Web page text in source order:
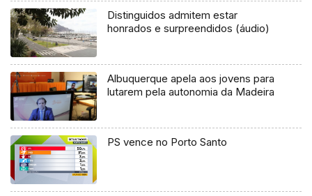
Distinguidos admitem estar
honrados e surpreendidos (áudio)
Albuquerque apela aos jovens para
lutarem pela autonomia da Madeira
PS vence no Porto Santo